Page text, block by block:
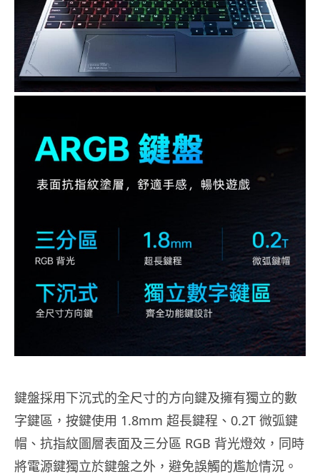
鍵盤採用下沉式的全尺寸的方向鍵及擁有獨立的數
字鍵區，按鍵使用 1.8mm 超長鍵程、0.2T 微弧鍵
帽、抗指紋圖層表面及三分區 RGB 背光燈效，同時
將電源鍵獨立於鍵盤之外，避免誤觸的尷尬情況。